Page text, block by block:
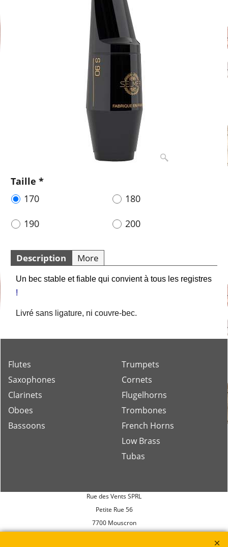
Taille *
170
180
190 200
Description More
Un bec stable et fiable qui convient à tous les registres
!
Livré sans ligature, ni couvre-bec.
Flutes
Saxophones
Clarinets
Oboes
Bassoons
Trumpets
Cornets
Flugelhorns
Trombones
French Horns
Low Brass
Tubas
Rue des Vents SPRL
Petite Rue 56
7700 Mouscron